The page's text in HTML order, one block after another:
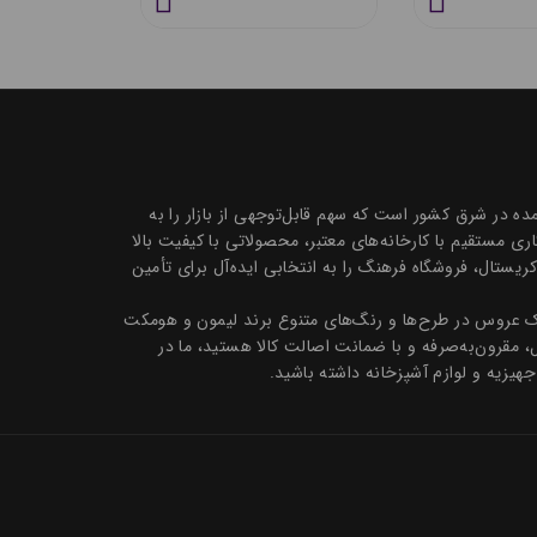
تک و عمده در شرق کشور است که سهم قابل‌توجهی از بازار را به
با کارخانه‌های معتبر، محصولاتی با کیفیت بالا
سرو و پذیرایی بلور و کریستال، فروشگاه فرهنگ را به انتخابی ایده‌آل برای تأمین
عروس در طرح‌ها و رنگ‌های متنوع برند لیمون و هومکت
مقرون‌به‌صرفه و با ضمانت اصالت کالا هستید، ما در
و لوازم آشپزخانه داشته باشید.